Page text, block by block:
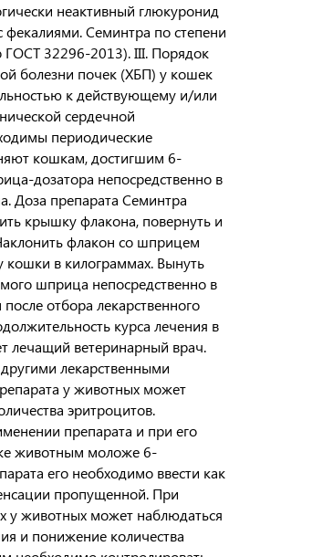
неактивный глюкуронид
Семинтра по степени
ГОСТ 32296-2013). III. Порядок
болезни почек (ХБП) у кошек
к действующему и/или
сердечной
периодические
кошкам, достигшим 6-
дозатора непосредственно в
Доза препарата Семинтра
крышку флакона, повернуть и
флакон со шприцем
кошки в килограммах. Вынуть
шприца непосредственно в
отбора лекарственного
курса лечения в
лечащий ветеринарный врач.
лекарственными
у животных может
эритроцитов.
препарата и при его
животным моложе 6-
его необходимо ввести как
пропущенной. При
у животных может наблюдаться
и понижение количества